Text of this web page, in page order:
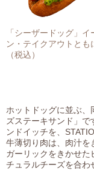
「シーザードッグ」イ
ン・テイクアウトとも
（税込）
ホットドッグに並ぶ
ズステーキサンド」
ンドイッチを、
牛薄切り肉は、肉汁を
ガーリックをきかせ
チュラルチーズを合わ